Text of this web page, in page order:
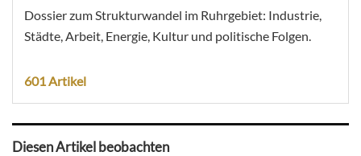
Dossier zum Strukturwandel im Ruhrgebiet: Industrie,
Städte, Arbeit, Energie, Kultur und politische Folgen.
601 Artikel
Diesen Artikel beobachten